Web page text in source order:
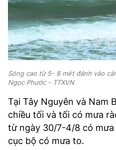
Sóng cao từ 5- 8 mét đánh vào
Ngọc Phước - TTXVN
Tại Tây Nguyên và Nam
chiều tối và tối có mưa
từ ngày 30/7-4/8 có
cục bộ có mưa to.